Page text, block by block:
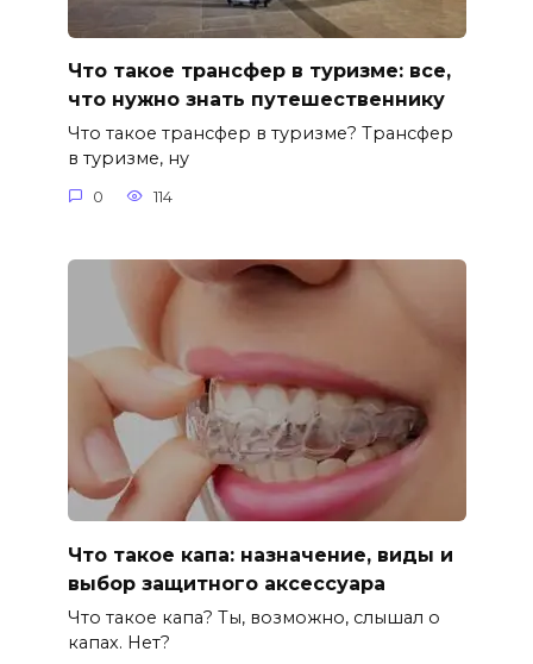
Что такое трансфер в туризме: все,
что нужно знать путешественнику
Что такое трансфер в туризме? Трансфер
в туризме, ну
0 114
Что такое капа: назначение, виды и
выбор защитного аксессуара
Что такое капа? Ты, возможно, слышал о
капах. Нет?